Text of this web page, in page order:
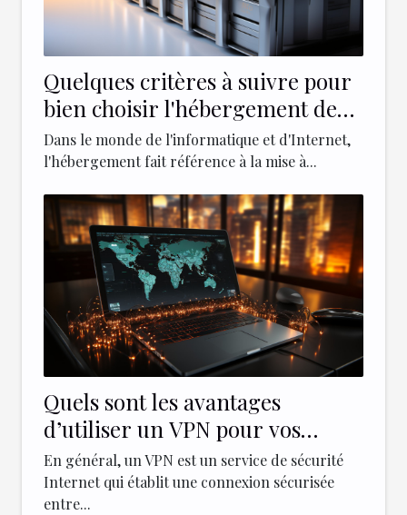
Quelques critères à suivre pour
bien choisir l'hébergement de
votre site web
Dans le monde de l'informatique et d'Internet,
l'hébergement fait référence à la mise à...
Quels sont les avantages
d’utiliser un VPN pour vos
entreprises ?
En général, un VPN est un service de sécurité
Internet qui établit une connexion sécurisée
entre...